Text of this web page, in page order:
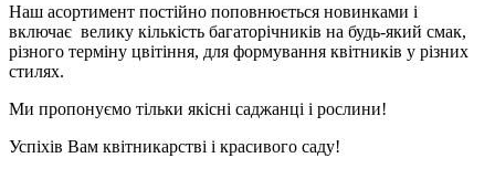
Наш асортимент постійно поповнюється новинками і
включає велику кількість багаторічників на будь-який смак,
різного терміну цвітіння, для формування квітників у різних
стилях.
Ми пропонуємо тільки якісні саджанці і рослини!
Успіхів Вам квітникарстві і красивого саду!